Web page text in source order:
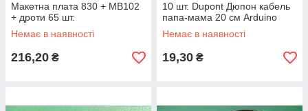
Макетна плата 830 + MB102
+ дроти 65 шт.
Немає в наявності
216,20 ₴
10 шт. Dupont Дюпон кабель
папа-мама 20 см Arduino
Немає в наявності
19,30 ₴